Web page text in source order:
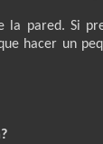
la pared. Si
hacer un